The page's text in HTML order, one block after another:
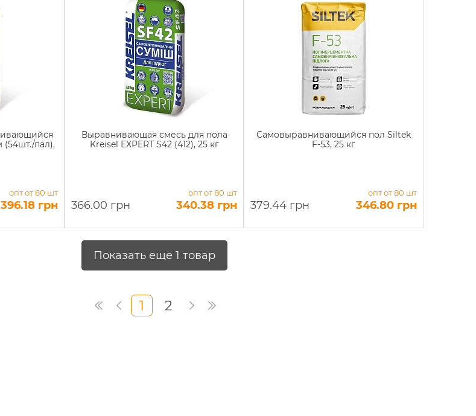
(54шт./пал),
опт от 80 шт
396.18 грн
Выравнивающая смесь для пола
Kreisel EXPERT S42 (412), 25 кг
366.00 грн
опт от 80 шт
340.38 грн
Самовыравнивающийся пол Siltek
F-53, 25 кг
379.44 грн
опт от 80 шт
346.80 грн
Показать еще 1 товар
1 2